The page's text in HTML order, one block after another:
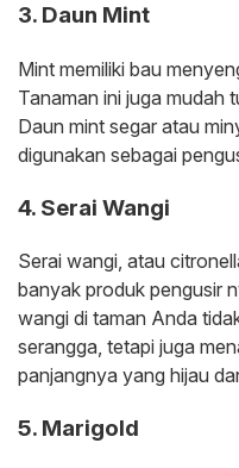
3. Daun Mint
Mint memiliki bau
Tanaman ini juga mudah
Daun mint segar atau
digunakan sebagai
4. Serai Wangi
Serai wangi, atau
banyak produk pengusir
wangi di taman Anda
serangga, tetapi juga
panjangnya yang hijau
5. Marigold